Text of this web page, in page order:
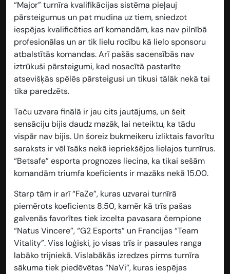
“Major” turnīra kvalifikācijas sistēma pieļauj
pārsteigumus un pat mudina uz tiem, sniedzot
iespējas kvalificēties arī komandām, kas nav pilnībā
profesionālas un ar tik lielu rocību kā lielo sponsoru
atbalstītās komandas. Arī pašās sacensībās nav
iztrūkuši pārsteigumi, kad nosacītā pastarīte
atsevišķās spēlēs pārsteigusi un tikusi tālāk nekā tai
tika paredzēts.
Taču uzvara finālā ir jau cits jautājums, un šeit
sensāciju bijis daudz mazāk, lai neteiktu, ka tādu
vispār nav bijis. Un šoreiz bukmeikeru izliktais favorītu
saraksts ir vēl īsāks nekā iepriekšējos lielajos turnīrus.
“Betsafe” esporta prognozes liecina, ka tikai sešām
komandām triumfa koeficients ir mazāks nekā 15.00.
Starp tām ir arī “FaZe”, kuras uzvarai turnīrā
piemērots koeficients 8.50, kamēr kā trīs pašas
galvenās favorītes tiek izcelta pavasara čempione
“Natus Vincere”, “G2 Esports” un Francijas “Team
Vitality”. Viss loģiski, jo visas trīs ir pasaules ranga
labāko trijniekā. Vislabākās izredzes pirms turnīra
sākuma tiek piedēvētas “NaVi”, kuras iespējas